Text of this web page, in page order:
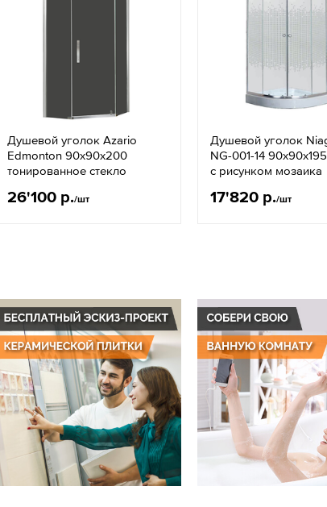
Душевой уголок Azario
Edmonton 90x90x200
тонированное стекло
26'100 р./шт
Душевой уголок
NG-001-14
с рисунком мозаика
17'820 р./шт